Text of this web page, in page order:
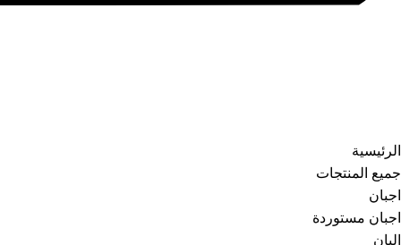
الرئيسية
جميع المنتجات
اجبان
اجبان مستوردة
البان